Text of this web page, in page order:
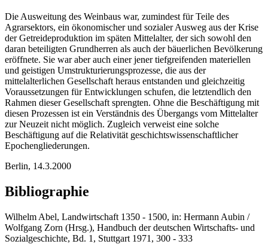
Die Ausweitung des Weinbaus war, zumindest für Teile des
Agrarsektors, ein ökonomischer und sozialer Ausweg aus der Krise
der Getreideproduktion im späten Mittelalter, der sich sowohl den
daran beteiligten Grundherren als auch der bäuerlichen Bevölkerung
eröffnete. Sie war aber auch einer jener tiefgreifenden materiellen
und geistigen Umstrukturierungsprozesse, die aus der
mittelalterlichen Gesellschaft heraus entstanden und gleichzeitig
Voraussetzungen für Entwicklungen schufen, die letztendlich den
Rahmen dieser Gesellschaft sprengten. Ohne die Beschäftigung mit
diesen Prozessen ist ein Verständnis des Übergangs vom Mittelalter
zur Neuzeit nicht möglich. Zugleich verweist eine solche
Beschäftigung auf die Relativität geschichtswissenschaftlicher
Epochengliederungen.
Berlin, 14.3.2000
Bibliographie
Wilhelm Abel, Landwirtschaft 1350 - 1500, in: Hermann Aubin /
Wolfgang Zorn (Hrsg.), Handbuch der deutschen Wirtschafts- und
Sozialgeschichte, Bd. 1, Stuttgart 1971, 300 - 333